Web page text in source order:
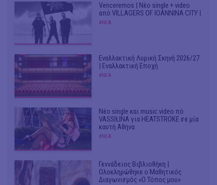
Venceremos | Νέο single + video
από VILLAGERS OF IOANNINA CITY |
#ΝΕΑ
Εναλλακτική Λυρική Σκηνή 2026/27
| Εναλλακτική Εποχή
#ΝΕΑ
Νέο single και music video πό
VASSIŁINA για HEATSTROKE σε μία
καυτή Αθήνα
#ΝΕΑ
Γεννάδειος Βιβλιοθήκη |
Ολοκληρώθηκε ο Μαθητικός
Διαγωνισμός «Ο Τόπος μου»